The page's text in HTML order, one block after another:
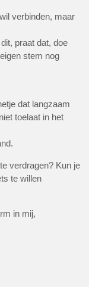
verbinden, maar
praat dat, doe
stem nog
dat langzaam
toelaat in het
verdragen? Kun je
te willen
in mij,